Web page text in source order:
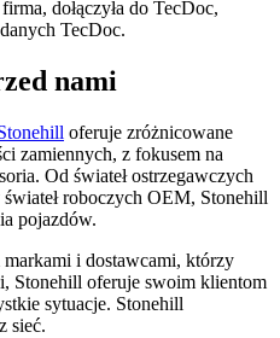
dołączyła do TecDoc,
TecDoc.
nami
oferuje zróżnicowane
zamiennych, z fokusem na
Od świateł ostrzegawczych
roboczych OEM, Stonehill
pojazdów.
i dostawcami, którzy
Stonehill oferuje swoim klientom
sytuacje. Stonehill
sieć.